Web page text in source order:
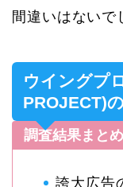
間違いはないで
ウイングプ
PROJECT)
調査結果まとめ
誇大広告